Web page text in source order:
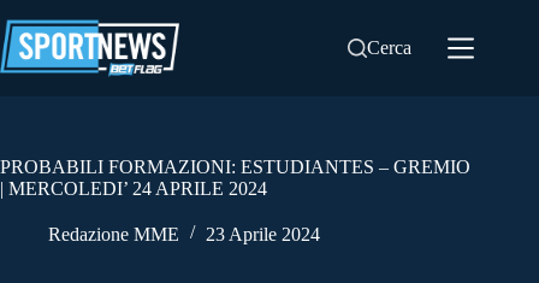
al
contenuto
Cerca
PROBABILI FORMAZIONI: ESTUDIANTES – GREMIO
| MERCOLEDI’ 24 APRILE 2024
Redazione MME 23 Aprile 2024